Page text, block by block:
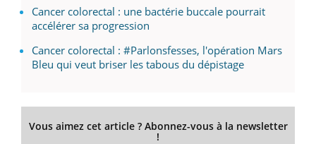
Cancer colorectal : une bactérie buccale pourrait
accélérer sa progression
Cancer colorectal : #Parlonsfesses, l'opération Mars
Bleu qui veut briser les tabous du dépistage
Vous aimez cet article ? Abonnez-vous à la newsletter
!